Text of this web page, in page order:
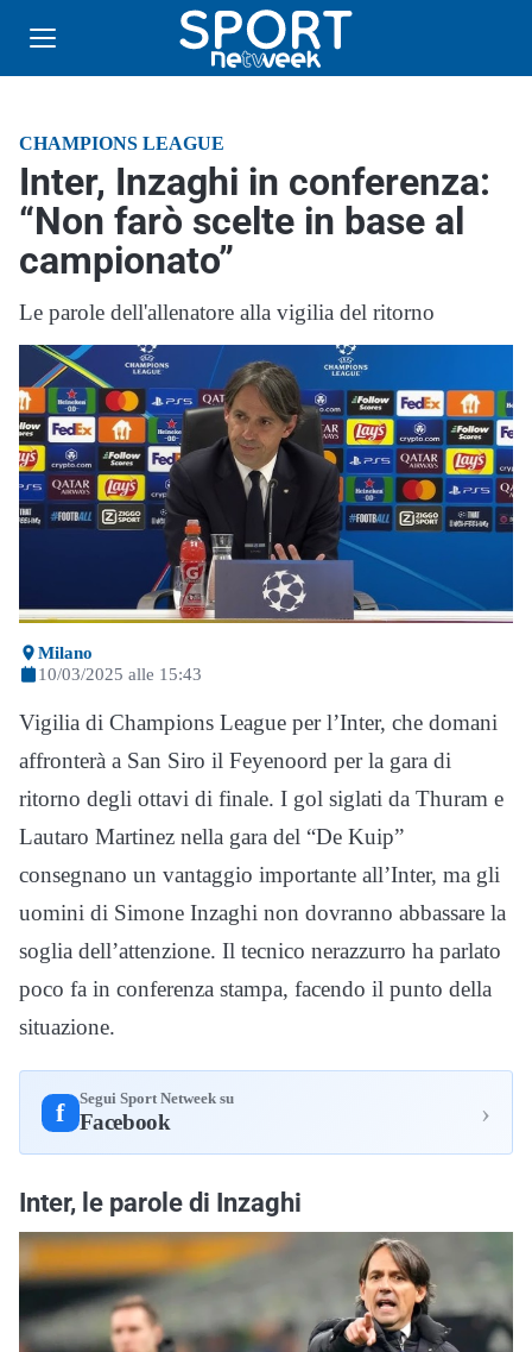
CHAMPIONS LEAGUE
Inter, Inzaghi in conferenza:
“Non farò scelte in base al
campionato”
Le parole dell'allenatore alla vigilia del ritorno
Milano
10/03/2025 alle 15:43
Vigilia di Champions League per l’Inter, che domani
affronterà a San Siro il Feyenoord per la gara di
ritorno degli ottavi di finale. I gol siglati da Thuram e
Lautaro Martinez nella gara del “De Kuip”
consegnano un vantaggio importante all’Inter, ma gli
uomini di Simone Inzaghi non dovranno abbassare la
soglia dell’attenzione. Il tecnico nerazzurro ha parlato
poco fa in conferenza stampa, facendo il punto della
situazione.
f Segui Sport Netweek su
Facebook ›
Inter, le parole di Inzaghi